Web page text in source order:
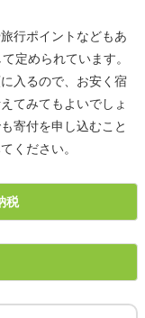
行ポイントなどもあ
定められています。
入るので、お安く宿
てみてもよいでしょ
寄付を申し込むこと
ください。
税